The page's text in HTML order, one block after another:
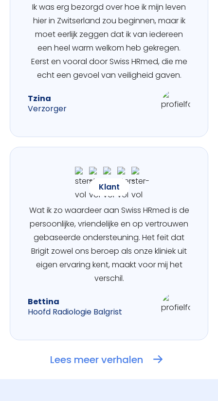
Ik was erg bezorgd over hoe ik mijn leven
hier in Zwitserland zou beginnen, maar ik
moet eerlijk zeggen dat ik van iedereen
een heel warm welkom heb gekregen.
Eerst en vooral door Swiss HRmed, die me
echt een gevoel van veiligheid gaven.
Tzina
Verzorger
Klant
Wat ik zo waardeer aan Swiss HRmed is de
persoonlijke, vriendelijke en op vertrouwen
gebaseerde ondersteuning. Het feit dat
Brigit zowel ons beroep als onze kliniek uit
eigen ervaring kent, maakt voor mij het
verschil.
Bettina
Hoofd Radiologie Balgrist
Lees meer verhalen